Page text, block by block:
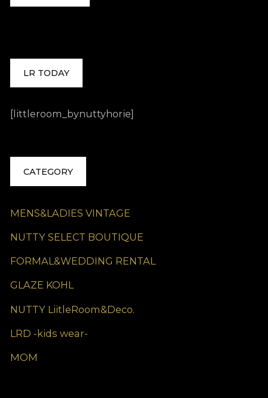
LR TODAY
[littleroom_bynuttyhorie]
CATEGORY
MENS&LADIES VINTAGE
NUTTY SELECT BOUTIQUE
FORMAL&WEDDING RENTAL
GLAZE KOHL
NUTTY LiitleRoom&Deco.
LRD -kids wear-
MOM